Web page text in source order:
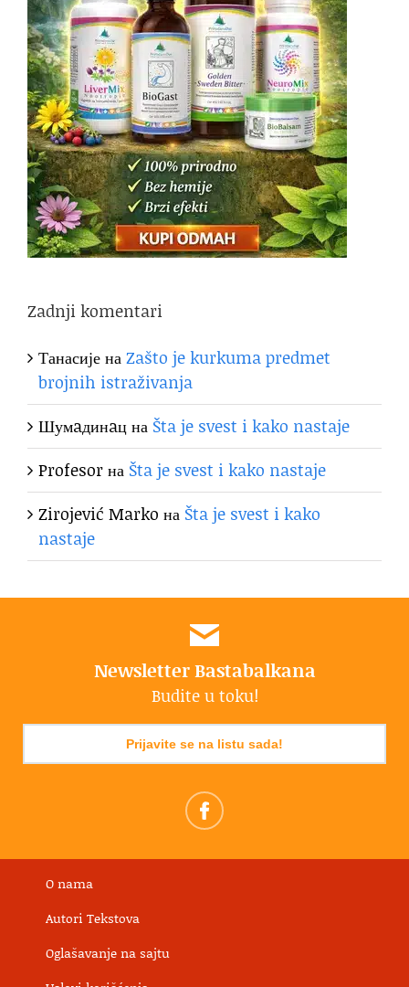
Zadnji komentari
ТанасијенаZašto je kurkuma predmet
brojnih istraživanja
Шумaдинaцна Šta je svest i kako nastaje
Profesorна Šta je svest i kako nastaje
Zirojević Marko на Šta je svest i kako
nastaje
Newsletter Bastabalkana
Budite u toku!
Prijavite se na listu sada!
O nama
Autori Tekstova
Oglašavanje na sajtu